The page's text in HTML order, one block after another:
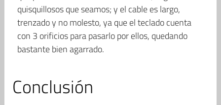
quisquillosos que seamos; y el cable es largo,
trenzado y no molesto, ya que el teclado cuenta
con 3 orificios para pasarlo por ellos, quedando
bastante bien agarrado.
Conclusión